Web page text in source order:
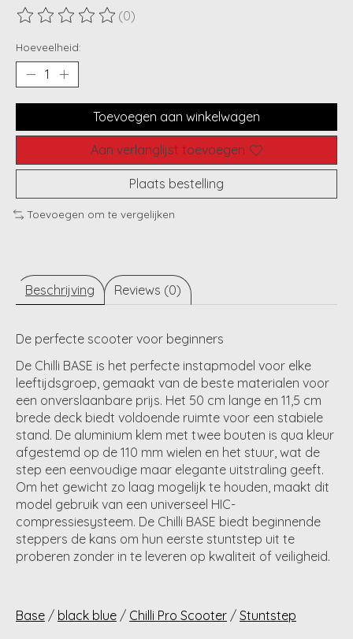
De beoordeling van dit product is
(0)
Hoeveelheid:
Toevoegen aan winkelwagen
Aan verlanglijst toevoegen
Plaats bestelling
Toevoegen om te vergelijken
Beschrijving Reviews (0)
De perfecte scooter voor beginners
De Chilli BASE is het perfecte instapmodel voor elke
leeftijdsgroep, gemaakt van de beste materialen voor
een onverslaanbare prijs. Het 50 cm lange en 11,5 cm
brede deck biedt voldoende ruimte voor een stabiele
stand. De aluminium klem met twee bouten is qua kleur
afgestemd op de 110 mm wielen en het stuur, wat de
step een eenvoudige maar elegante uitstraling geeft.
Om het gewicht zo laag mogelijk te houden, maakt dit
model gebruik van een universeel HIC-
compressiesysteem. De Chilli BASE biedt beginnende
steppers de kans om hun eerste stuntstep uit te
proberen zonder in te leveren op kwaliteit of veiligheid.
Base / black blue / Chilli Pro Scooter / Stuntstep